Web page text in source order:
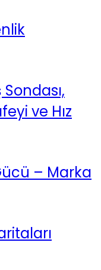
ve Hız
– Marka